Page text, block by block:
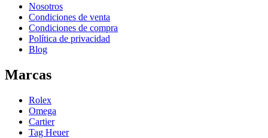
Nosotros
Condiciones de venta
Condiciones de compra
Política de privacidad
Blog
Marcas
Rolex
Omega
Cartier
Tag Heuer